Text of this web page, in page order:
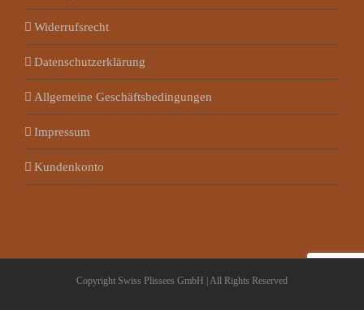
Widerrufsrecht
Datenschutzerklärung
Allgemeine Geschäftsbedingungen
Impressum
Kundenkonto
Copyright Swiss Plissees GmbH | All Rights Reserved